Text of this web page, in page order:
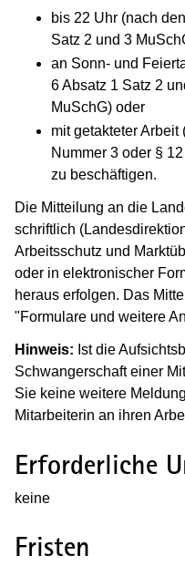
bis 22 Uhr (nach
Satz 2 und 3
an Sonn- und
6 Absatz 1 Satz 2
MuSchG) oder
mit getakteter Arbeit
Nummer 3 oder §
zu beschäftigen.
Die Mitteilung an die
schriftlich
Arbeitsschutz und
oder in elektronischer
heraus erfolgen. Das
"Formulare und weitere
Hinweis: Ist die
Schwangerschaft einer
Sie keine weitere
Mitarbeiterin an ihren
Erforderliche
keine
Fristen